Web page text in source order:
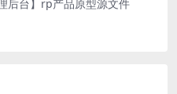
后台】rp产品原型源文件